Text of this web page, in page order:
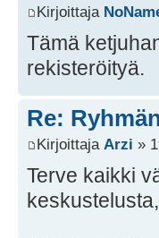
Kirjoittaja
Tämä
rekisteröityä.
Re:
Kirjoittaja Arzi »
Terve kaikki